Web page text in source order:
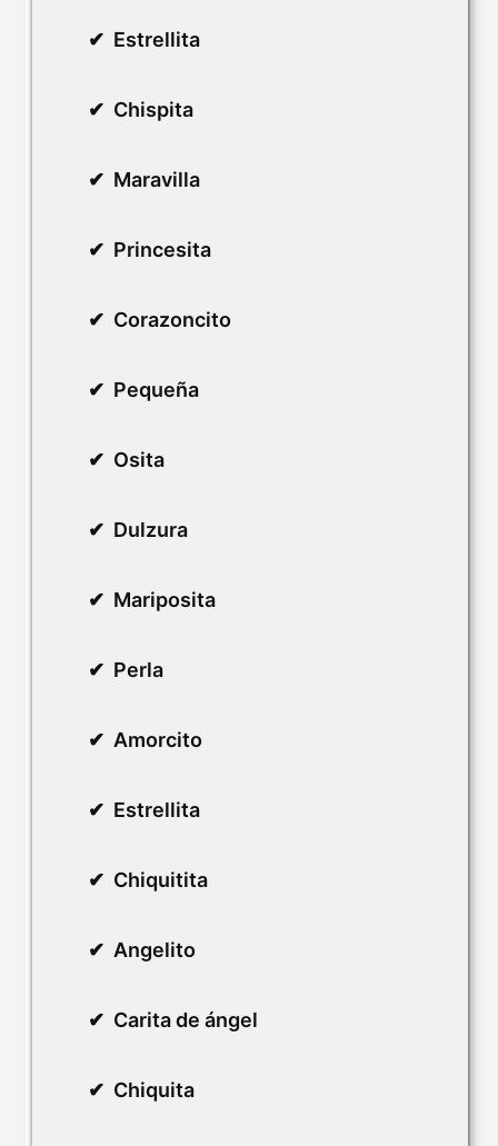
Estrellita
Chispita
Maravilla
Princesita
Corazoncito
Pequeña
Osita
Dulzura
Mariposita
Perla
Amorcito
Estrellita
Chiquitita
Angelito
Carita de ángel
Chiquita